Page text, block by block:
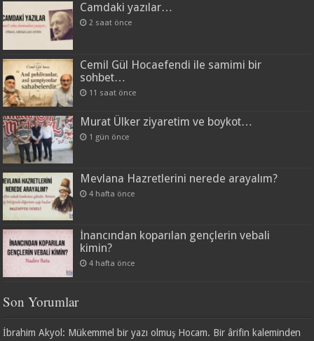
Camdaki yazılar…
2 saat önce
Cemil Gül Hocaefendi ile samimi bir
sohbet…
11 saat önce
Murat Ülker ziyaretim ve boykot…
1 gün önce
Mevlana Hazretlerini nerede arayalım?
4 hafta önce
İnancından koparılan gençlerin vebali
kimin?
4 hafta önce
Son Yorumlar
İbrahim Akyol: Mükemmel bir yazı olmuş Hocam. Bir ârifin kaleminden